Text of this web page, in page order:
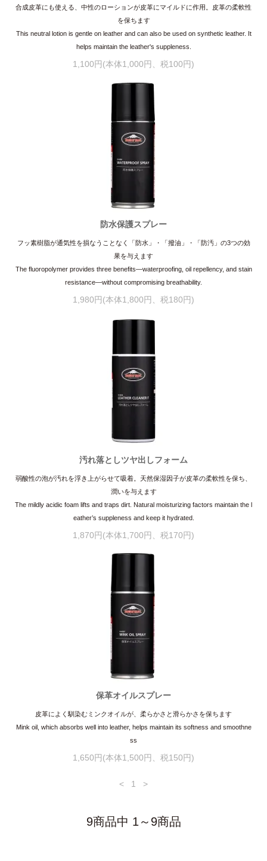
合成皮革にも使える、中性のローションが皮革にマイルドに作用。皮革の柔軟性
を保ちます
This neutral lotion is gentle on leather and can also be used on synthetic leather. It
helps maintain the leather's suppleness.
1,100円(本体1,000円、税100円)
防水保護スプレー
フッ素樹脂が通気性を損なうことなく「防水」・「撥油」・「防汚」の3つの効
果を与えます
The fluoropolymer provides three benefits—waterproofing, oil repellency, and stain
resistance—without compromising breathability.
1,980円(本体1,800円、税180円)
汚れ落としツヤ出しフォーム
弱酸性の泡が汚れを浮き上がらせて吸着。天然保湿因子が皮革の柔軟性を保ち、
潤いを与えます
The mildly acidic foam lifts and traps dirt. Natural moisturizing factors maintain the l
eather’s suppleness and keep it hydrated.
1,870円(本体1,700円、税170円)
保革オイルスプレー
皮革によく馴染むミンクオイルが、柔らかさと滑らかさを保ちます
Mink oil, which absorbs well into leather, helps maintain its softness and smoothne
ss
1,650円(本体1,500円、税150円)
< 1 >
9商品中 1～9商品